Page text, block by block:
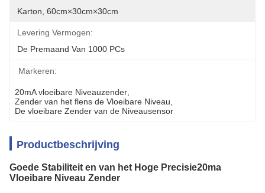
Karton, 60cm×30cm×30cm
Levering Vermogen:
De Premaand Van 1000 PCs
Markeren:
20mA vloeibare Niveauzender
Zender van het flens de Vloeibare Niveau
De vloeibare Zender van de Niveausensor
Productbeschrijving
Goede Stabiliteit en van het Hoge Precisie20ma
Vloeibare Niveau Zender